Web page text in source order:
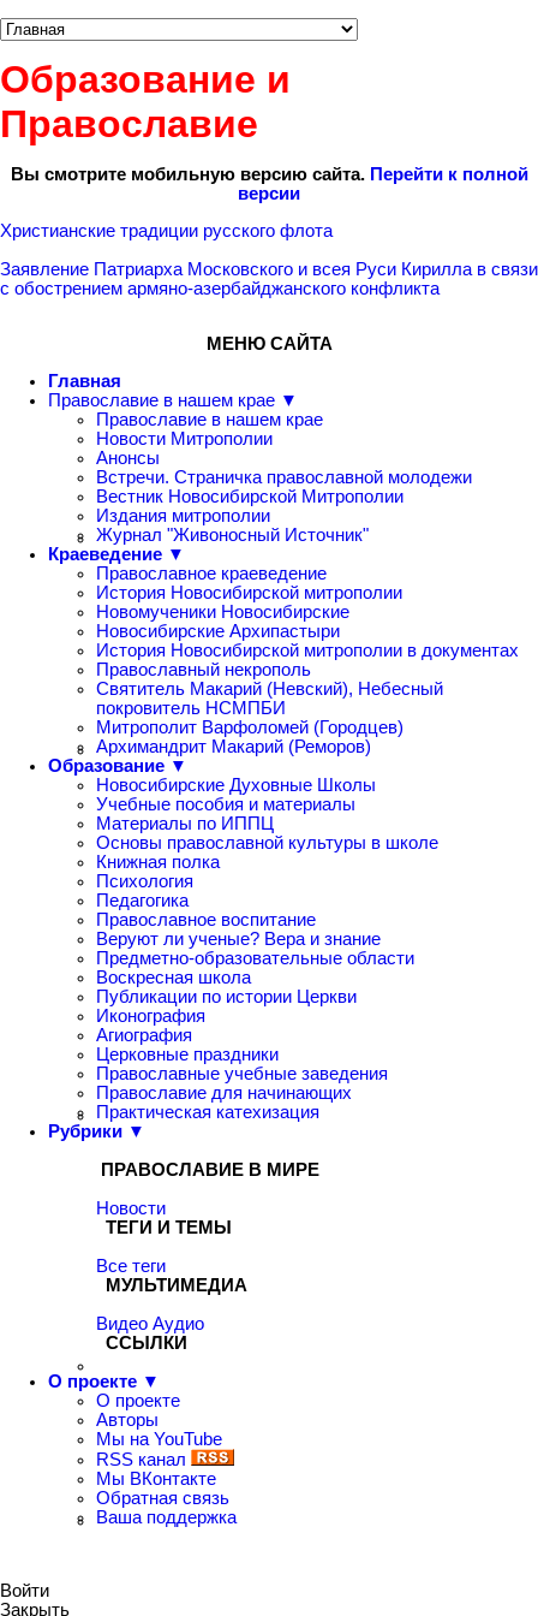
Образование и
Православие
Вы смотрите мобильную версию сайта. Перейти к полной
версии
Христианские традиции русского флота
Заявление Патриарха Московского и всея Руси Кирилла в связи
с обострением армяно-азербайджанского конфликта
МЕНЮ САЙТА
Главная
Православие в нашем крае ▼
Православие в нашем крае
Новости Митрополии
Анонсы
Встречи. Страничка православной молодежи
Вестник Новосибирской Митрополии
Издания митрополии
Журнал "Живоносный Источник"
Краеведение ▼
Православное краеведение
История Новосибирской митрополии
Новомученики Новосибирские
Новосибирские Архипастыри
История Новосибирской митрополии в документах
Православный некрополь
Святитель Макарий (Невский), Небесный
покровитель НСМПБИ
Митрополит Варфоломей (Городцев)
Архимандрит Макарий (Реморов)
Образование ▼
Новосибирские Духовные Школы
Учебные пособия и материалы
Материалы по ИППЦ
Основы православной культуры в школе
Книжная полка
Психология
Педагогика
Православное воспитание
Веруют ли ученые? Вера и знание
Предметно-образовательные области
Воскресная школа
Публикации по истории Церкви
Иконография
Агиография
Церковные праздники
Православные учебные заведения
Православие для начинающих
Практическая катехизация
Рубрики ▼
ПРАВОСЛАВИЕ В МИРЕ
Новости
ТЕГИ И ТЕМЫ
Все теги
МУЛЬТИМЕДИА
Видео Аудио
ССЫЛКИ
О проекте ▼
О проекте
Авторы
Мы на YouTube
RSS канал
Мы ВКонтакте
Обратная связь
Ваша поддержка
Войти
Закрыть